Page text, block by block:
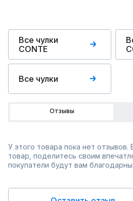
Все чулки
CONTE
Все чулки
Отзывы
У этого товара пока нет отзывов.
товар, поделитесь своим
покупатели будут вам благодарны.